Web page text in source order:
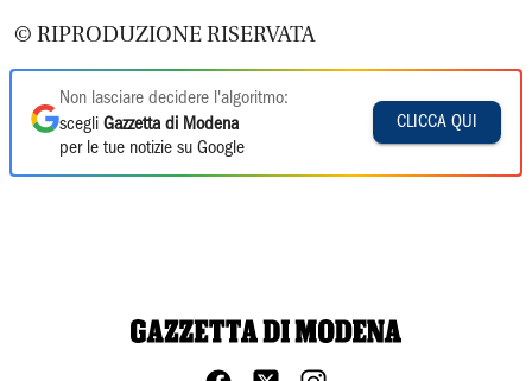
© RIPRODUZIONE RISERVATA
Non lasciare decidere l'algoritmo:
scegli Gazzetta di Modena
per le tue notizie su Google
CLICCA QUI